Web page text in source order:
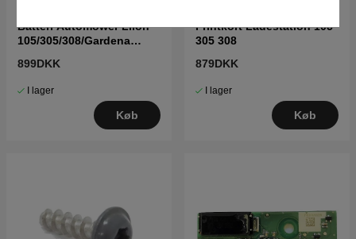
Batteri Automower Liion
105/305/308/Gardena
899DKK
I lager
Køb
Printkort Ladestation 105
305 308
879DKK
I lager
Køb